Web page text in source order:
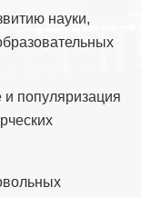
науки,
популяризация